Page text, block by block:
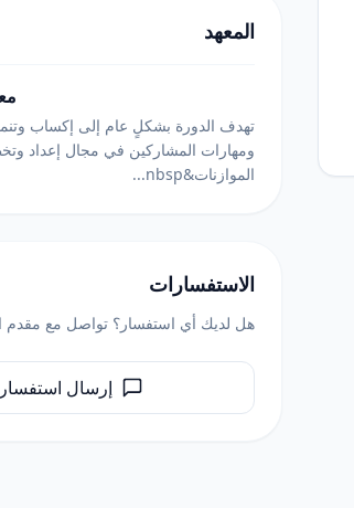
المعهد
تهدف الدورة بشكلٍ عام إلى إكساب
ومهارات المشاركين في مجال إعداد
الموازنات&nbsp...
الاستفسارات
هل لديك أي استفسار؟ تواصل مع مقدم
إرسال استفسار